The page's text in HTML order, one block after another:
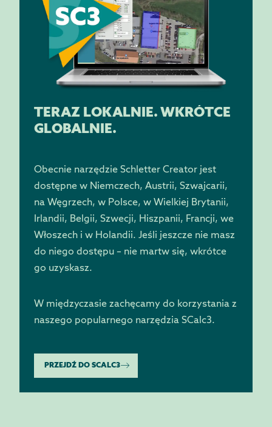
TERAZ LOKALNIE. WKRÓTCE
GLOBALNIE.
Obecnie narzędzie Schletter Creator jest
dostępne w Niemczech, Austrii, Szwajcarii,
na Węgrzech, w Polsce, w Wielkiej Brytanii,
Irlandii, Belgii, Szwecji, Hiszpanii, Francji, we
Włoszech i w Holandii. Jeśli jeszcze nie masz
do niego dostępu – nie martw się, wkrótce
go uzyskasz.
W międzyczasie zachęcamy do korzystania z
naszego popularnego narzędzia SCalc3.
PRZEJDŹ DO SCALC3